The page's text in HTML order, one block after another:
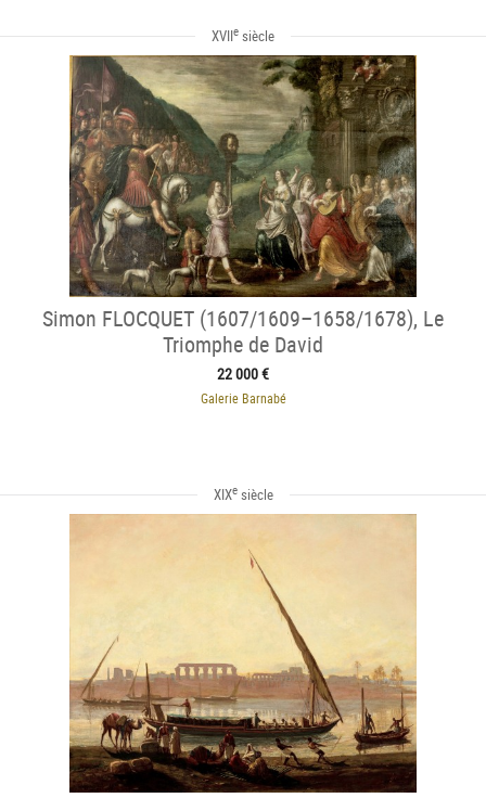
XVIIe siècle
Simon FLOCQUET (1607/1609–1658/1678), Le
Triomphe de David
22 000 €
Galerie Barnabé
XIXesiècle